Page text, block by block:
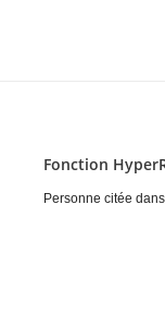
Fonction
Personne citée